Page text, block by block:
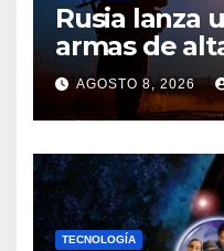
Rusia lanza
armas de
contra la
Kiev
AGOSTO 8, 2026
TECNOLOGÍA